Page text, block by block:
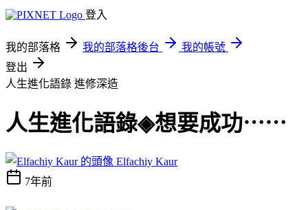
登入
我的部落格 我的部落格後台
我的帳號
登出
人生進化語錄 進修深造
人生進化語錄◈想要成功⋯⋯
Elfachiy Kaur
7年前